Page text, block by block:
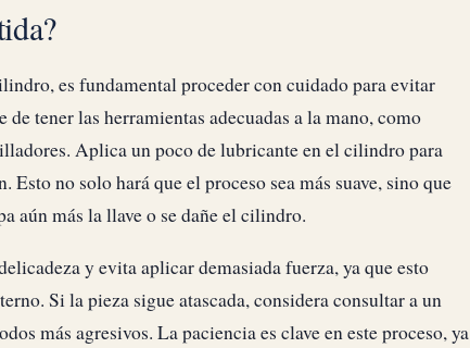
es fundamental proceder con cuidado para evitar
tener las herramientas adecuadas a la mano, como
Aplica un poco de lubricante en el cilindro para
no solo hará que el proceso sea más suave, sino que
aún más la llave o se dañe el cilindro.
y evita aplicar demasiada fuerza, ya que esto
Si la pieza sigue atascada, considera consultar a un
más agresivos. La paciencia es clave en este proceso, ya